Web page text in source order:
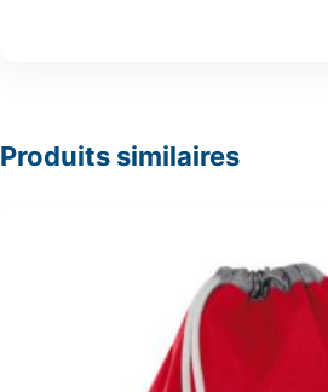
Produits similaires